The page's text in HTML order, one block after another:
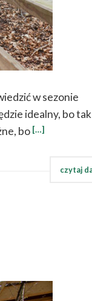
w sezonie
idealny, bo tak
bo […]